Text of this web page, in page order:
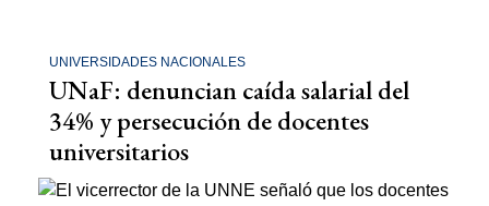
UNIVERSIDADES NACIONALES
UNaF: denuncian caída salarial del
34% y persecución de docentes
universitarios